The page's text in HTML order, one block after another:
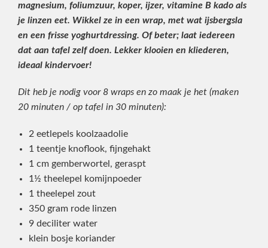
magnesium, foliumzuur, koper, ijzer, vitamine B kado als
je linzen eet. Wikkel ze in een wrap, met wat ijsbergsla
en een frisse yoghurtdressing. Of beter; laat iedereen
dat aan tafel zelf doen. Lekker klooien en kliederen,
ideaal kindervoer!
Dit heb je nodig voor 8 wraps en zo maak je het (maken
20 minuten / op tafel in 30 minuten):
2 eetlepels koolzaadolie
1 teentje knoflook, fijngehakt
1 cm gemberwortel, geraspt
1½ theelepel komijnpoeder
1 theelepel zout
350 gram rode linzen
9 deciliter water
klein bosje koriander